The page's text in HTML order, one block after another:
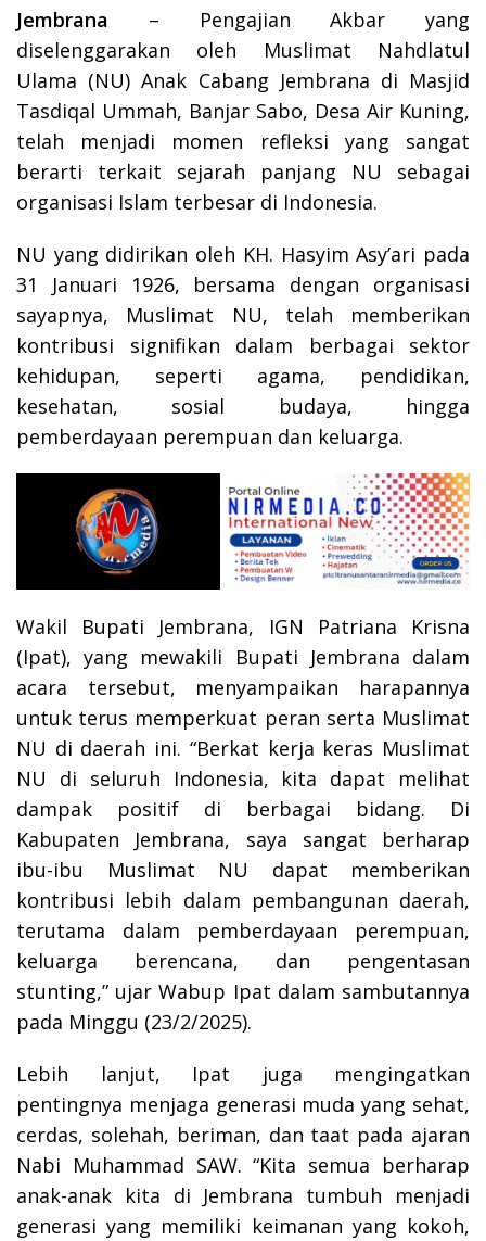
Jembrana – Pengajian Akbar yang
diselenggarakan oleh Muslimat Nahdlatul
Ulama (NU) Anak Cabang Jembrana di Masjid
Tasdiqal Ummah, Banjar Sabo, Desa Air Kuning,
telah menjadi momen refleksi yang sangat
berarti terkait sejarah panjang NU sebagai
organisasi Islam terbesar di Indonesia.
NU yang didirikan oleh KH. Hasyim Asy’ari pada
31 Januari 1926, bersama dengan organisasi
sayapnya, Muslimat NU, telah memberikan
kontribusi signifikan dalam berbagai sektor
kehidupan, seperti agama, pendidikan,
kesehatan, sosial budaya, hingga
pemberdayaan perempuan dan keluarga.
Wakil Bupati Jembrana, IGN Patriana Krisna
(Ipat), yang mewakili Bupati Jembrana dalam
acara tersebut, menyampaikan harapannya
untuk terus memperkuat peran serta Muslimat
NU di daerah ini. “Berkat kerja keras Muslimat
NU di seluruh Indonesia, kita dapat melihat
dampak positif di berbagai bidang. Di
Kabupaten Jembrana, saya sangat berharap
ibu-ibu Muslimat NU dapat memberikan
kontribusi lebih dalam pembangunan daerah,
terutama dalam pemberdayaan perempuan,
keluarga berencana, dan pengentasan
stunting,” ujar Wabup Ipat dalam sambutannya
pada Minggu (23/2/2025).
Lebih lanjut, Ipat juga mengingatkan
pentingnya menjaga generasi muda yang sehat,
cerdas, solehah, beriman, dan taat pada ajaran
Nabi Muhammad SAW. “Kita semua berharap
anak-anak kita di Jembrana tumbuh menjadi
generasi yang memiliki keimanan yang kokoh,